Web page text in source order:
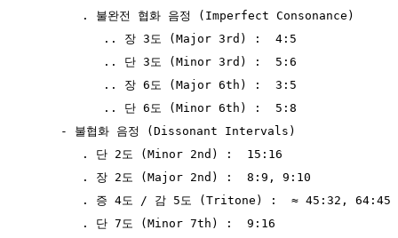
        . 불완전 협화 음정 (Imperfect Consonance)
           .. 장 3도 (Major 3rd) :  4:5
           .. 단 3도 (Minor 3rd) :  5:6
           .. 장 6도 (Major 6th) :  3:5
           .. 단 6도 (Minor 6th) :  5:8
     - 불협화 음정 (Dissonant Intervals)
        . 단 2도 (Minor 2nd) :  15:16
        . 장 2도 (Major 2nd) :  8:9, 9:10
        . 증 4도 / 감 5도 (Tritone) :  ≈ 45:32, 64:45
        . 단 7도 (Minor 7th) :  9:16